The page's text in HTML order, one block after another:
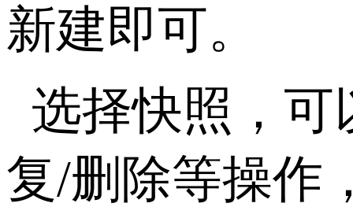
新建即可。
选择快照，可
复/删除等操作